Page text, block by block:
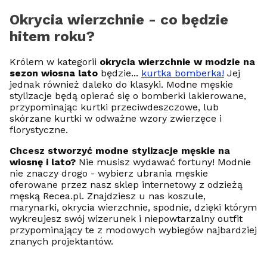
Okrycia wierzchnie - co będzie
hitem roku?
Królem w kategorii okrycia wierzchnie w modzie na
sezon wiosna lato będzie... kurtka bomberka! Jej
jednak również daleko do klasyki. Modne męskie
stylizacje będą opierać się o bomberki lakierowane,
przypominając kurtki przeciwdeszczowe, lub
skórzane kurtki w odważne wzory zwierzęce i
florystyczne.
Chcesz stworzyć modne stylizacje męskie na
wiosnę i lato? Nie musisz wydawać fortuny! Modnie
nie znaczy drogo - wybierz ubrania męskie
oferowane przez nasz sklep internetowy z odzieżą
męską Recea.pl. Znajdziesz u nas koszule,
marynarki, okrycia wierzchnie, spodnie, dzięki którym
wykreujesz swój wizerunek i niepowtarzalny outfit
przypominający te z modowych wybiegów najbardziej
znanych projektantów.